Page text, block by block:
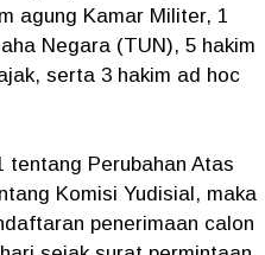
agung Kamar Militer, 1
Negara (TUN), 5 hakim
serta 3 hakim ad hoc
tentang Perubahan Atas
Komisi Yudisial, maka
penerimaan calon